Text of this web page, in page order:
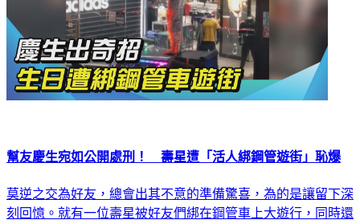
幫友慶生宛如公開處刑！ 壽星遭「活人綁鋼管遊街」恥爆
莫逆之交為好友，總會出其不意的準備驚喜，為的是讓留下深
刻回憶。就有一位壽星被好友們綁在鋼管車上大遊行，同時還